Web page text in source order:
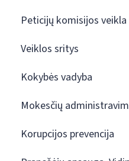
Peticijų komisijos veikla
Veiklos sritys
Kokybės vadyba
Mokesčių
Korupcijos prevencija